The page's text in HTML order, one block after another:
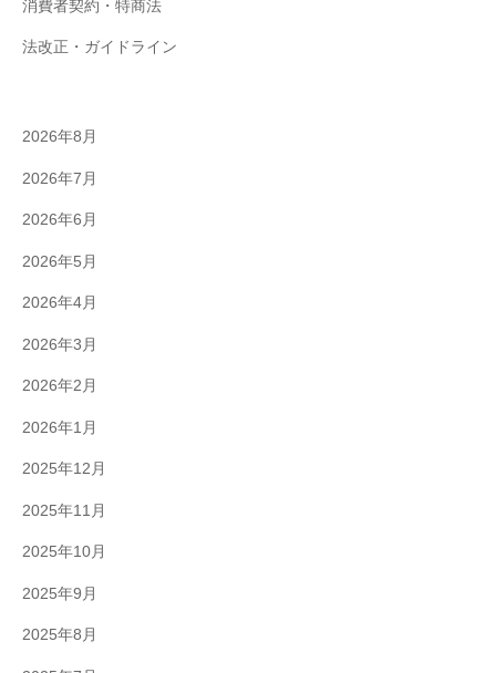
消費者契約・特商法
法改正・ガイドライン
2026年8月
2026年7月
2026年6月
2026年5月
2026年4月
2026年3月
2026年2月
2026年1月
2025年12月
2025年11月
2025年10月
2025年9月
2025年8月